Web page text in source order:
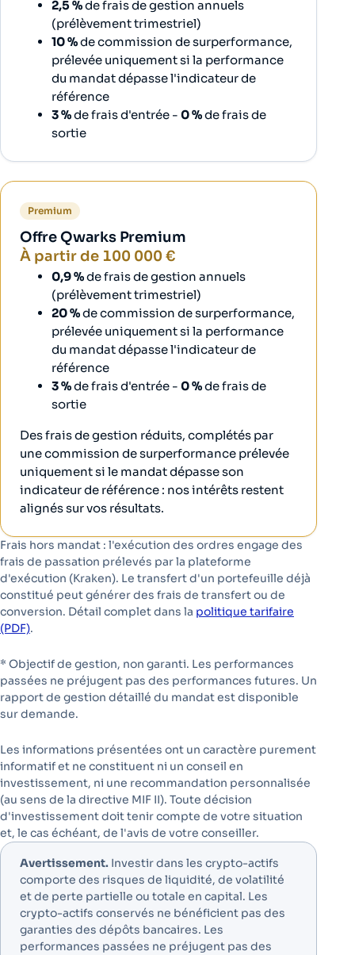
2,5 %de frais de gestion annuels
(prélèvement trimestriel)
10 %de commission de surperformance,
prélevée uniquement si la performance
du mandat dépasse l'indicateur de
référence
3 %de frais d'entrée - 0 %de frais de
sortie
Premium
Offre Qwarks Premium
À partir de 100 000 €
0,9 %de frais de gestion annuels
(prélèvement trimestriel)
20 %de commission de surperformance,
prélevée uniquement si la performance
du mandat dépasse l'indicateur de
référence
3 %de frais d'entrée - 0 %de frais de
sortie
Des frais de gestion réduits, complétés par
une commission de surperformance prélevée
uniquement si le mandat dépasse son
indicateur de référence : nos intérêts restent
alignés sur vos résultats.
Frais hors mandat : l'exécution des ordres engage des
frais de passation prélevés par la plateforme
d'exécution (Kraken). Le transfert d'un portefeuille déjà
constitué peut générer des frais de transfert ou de
conversion. Détail complet dans la politique tarifaire
(PDF).
* Objectif de gestion, non garanti. Les performances
passées ne préjugent pas des performances futures. Un
rapport de gestion détaillé du mandat est disponible
sur demande.
Les informations présentées ont un caractère purement
informatif et ne constituent ni un conseil en
investissement, ni une recommandation personnalisée
(au sens de la directive MIF II). Toute décision
d'investissement doit tenir compte de votre situation
et, le cas échéant, de l'avis de votre conseiller.
Avertissement. Investir dans les crypto-actifs
comporte des risques de liquidité, de volatilité
et de perte partielle ou totale en capital. Les
crypto-actifs conservés ne bénéficient pas des
garanties des dépôts bancaires. Les
performances passées ne préjugent pas des